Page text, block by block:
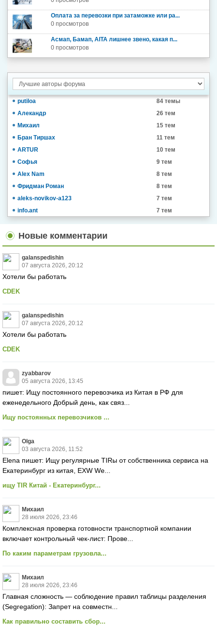
Оплата за перевозки при затаможке или ра...
0 просмотров
Асмап, Бамап, AITA лишнее звено, какая п...
0 просмотров
putiloa
84 темы
Алекандр
26 тем
Михаил
15 тем
Бран Тиршах
11 тем
ARTUR
10 тем
Софья
9 тем
Alex Nam
8 тем
Фридман Роман
8 тем
aleks-novikov-a123
7 тем
info.ant
7 тем
Новые комментарии
galanspedishin
07 августа 2026, 20:12
Хотели бы работать
CDEK
galanspedishin
07 августа 2026, 20:12
Хотели бы работать
CDEK
zyabbarov
05 августа 2026, 13:45
пишет: Ищу постоянного перевозчика из Китая в РФ для
еженедельного Добрый день, как связ...
Ищу постоянных перевозчиков ...
Olga
03 августа 2026, 11:52
Elena пишет: Ищу регулярные TIRы от собственника сервиса на
Екатеринбург из китая, EXW We...
ищу TIR Китай - Екатеринбург...
Михаил
28 июля 2026, 23:46
Комплексная проверка готовности транспортной компании
включает контрольный чек-лист: Прове...
По каким параметрам грузовла...
Михаил
28 июля 2026, 23:46
Главная сложность — соблюдение правил таблицы разделения
(Segregation): Запрет на совместн...
Как правильно составить сбор...